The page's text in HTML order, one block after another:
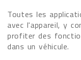
Toutes les
avec l'appareil, y
profiter des
dans un véhicule.